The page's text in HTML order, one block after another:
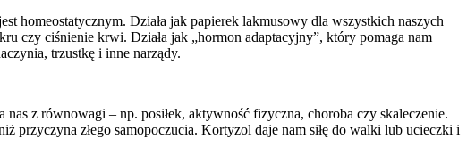
homeostatycznym. Działa jak papierek lakmusowy dla wszystkich naszych
czy ciśnienie krwi. Działa jak „hormon adaptacyjny”, który pomaga nam
trzustkę i inne narządy.
z równowagi – np. posiłek, aktywność fizyczna, choroba czy skaleczenie.
przyczyna złego samopoczucia. Kortyzol daje nam siłę do walki lub ucieczki i